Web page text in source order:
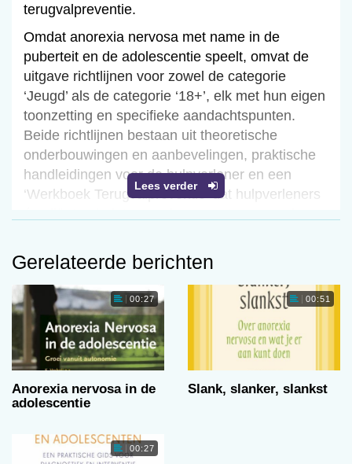
Lees verder
terugvalpreventie.
Omdat anorexia nervosa met name in de
puberteit en de adolescentie speelt, omvat de
uitgave richtlijnen voor zowel de categorie
‘Jeugd’ als de categorie ‘18+’, elk met hun eigen
toonzetting en specifieke aandachtspunten.
Beide richtlijnen bestaan uit theoretische
onderbouwingen en aanbevelingen, praktische
handleidingen voor de hulpverlener en een
‘Werkboek Terugvalpreventie’ dat hulpverleners
Gerelateerde berichten
00:27
Anorexia nervosa in de
adolescentie
00:51
Slank, slanker, slankst
00:27